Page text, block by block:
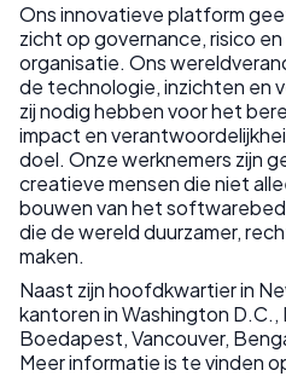
Ons innovatieve platform
zicht op governance, risico
organisatie. Ons
de technologie, inzichten en
zij nodig hebben voor het
impact en
doel. Onze werknemers zijn
creatieve mensen die niet
bouwen van het
die de wereld duurzamer,
maken.
Naast zijn hoofdkwartier in
kantoren in Washington D.C.,
Boedapest, Vancouver,
Meer informatie is te vinden